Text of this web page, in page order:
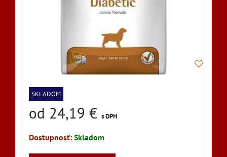
SKLADOM
od 24,19 € s DPH
Dostupnosť: Skladom